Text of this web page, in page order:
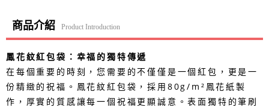
商品介紹 Product Introduction
鳳花紋紅包袋：幸福的獨特傳遞
在每個重要的時刻，您需要的不僅僅是一個紅包，更是一
份精緻的祝福。鳳花紋紅包袋，採用80g/m²鳳花紙製
作，厚實的質感讓每一個祝福更顯誠意。表面獨特的筆刷